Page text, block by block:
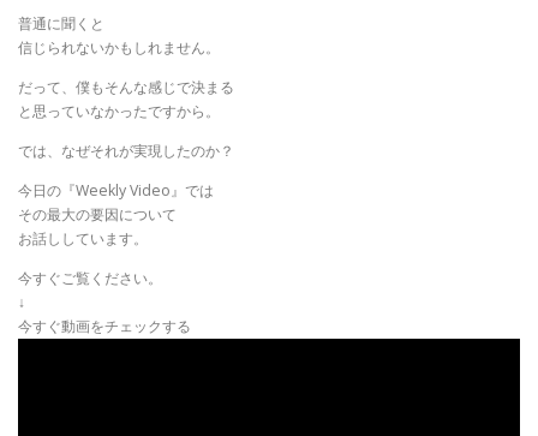
普通に聞くと
信じられないかもしれません。
だって、僕もそんな感じで決まる
と思っていなかったですから。
では、なぜそれが実現したのか？
今日の『Weekly Video』では
その最大の要因について
お話ししています。
今すぐご覧ください。
↓
今すぐ動画をチェックする